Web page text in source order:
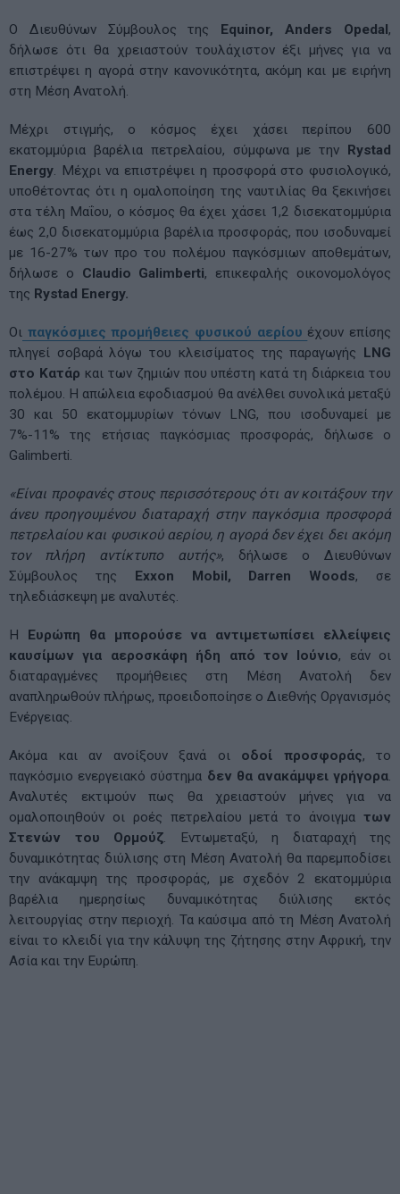
Ο Διευθύνων Σύμβουλος της Equinor, Anders Opedal ,
δήλωσε ότι θα χρειαστούν τουλάχιστον έξι μήνες για να
επιστρέψει η αγορά στην κανονικότητα, ακόμη και με ειρήνη
στη Μέση Ανατολή.
Μέχρι στιγμής, ο κόσμος έχει χάσει περίπου 600
εκατομμύρια βαρέλια πετρελαίου, σύμφωνα με την
Rystad
Energy. Μέχρι να επιστρέψει η προσφορά στο φυσιολογικό,
υποθέτοντας ότι η ομαλοποίηση της ναυτιλίας θα ξεκινήσει
στα τέλη Μαΐου, ο κόσμος θα έχει χάσει 1,2 δισεκατομμύρια
έως 2,0 δισεκατομμύρια βαρέλια προσφοράς, που ισοδυναμεί
με 16-27% των προ του πολέμου παγκόσμιων αποθεμάτων,
δήλωσε ο Claudio Galimberti, επικεφαλής οικονομολόγος
της Rystad Energy.
Οι παγκόσμιες προμήθειες φυσικού αερίου έχουν επίσης
πληγεί σοβαρά λόγω του κλεισίματος της παραγωγής
LNG
στο Κατάρ και των ζημιών που υπέστη κατά τη διάρκεια του
πολέμου. Η απώλεια εφοδιασμού θα ανέλθει συνολικά μεταξύ
30 και 50 εκατομμυρίων τόνων LNG, που ισοδυναμεί με
7%-11% της ετήσιας παγκόσμιας προσφοράς, δήλωσε ο
Galimberti.
«Είναι προφανές στους περισσότερους ότι αν κοιτάξουν την
άνευ προηγουμένου διαταραχή στην παγκόσμια προσφορά
πετρελαίου και φυσικού αερίου, η αγορά δεν έχει δει ακόμη
τον πλήρη αντίκτυπο αυτής», δήλωσε ο Διευθύνων
Σύμβουλος της
Exxon Mobil, Darren Woods, σε
τηλεδιάσκεψη με αναλυτές.
Η
Ευρώπη θα μπορούσε να αντιμετωπίσει ελλείψεις
καυσίμων για αεροσκάφη ήδη από τον Ιούνιο, εάν οι
διαταραγμένες προμήθειες στη Μέση Ανατολή δεν
αναπληρωθούν πλήρως, προειδοποίησε ο Διεθνής Οργανισμός
Ενέργειας.
Ακόμα και αν ανοίξουν ξανά οι οδοί προσφοράς, το
παγκόσμιο ενεργειακό σύστημα δεν θα ανακάμψει γρήγορα.
Αναλυτές εκτιμούν πως θα χρειαστούν μήνες για να
ομαλοποιηθούν οι ροές πετρελαίου μετά το άνοιγμα των
Στενών του Ορμούζ. Εντωμεταξύ, η διαταραχή της
δυναμικότητας διύλισης στη Μέση Ανατολή θα παρεμποδίσει
την ανάκαμψη της προσφοράς, με σχεδόν 2 εκατομμύρια
βαρέλια ημερησίως δυναμικότητας διύλισης εκτός
λειτουργίας στην περιοχή. Τα καύσιμα από τη Μέση Ανατολή
είναι το κλειδί για την κάλυψη της ζήτησης στην Αφρική, την
Ασία και την Ευρώπη.